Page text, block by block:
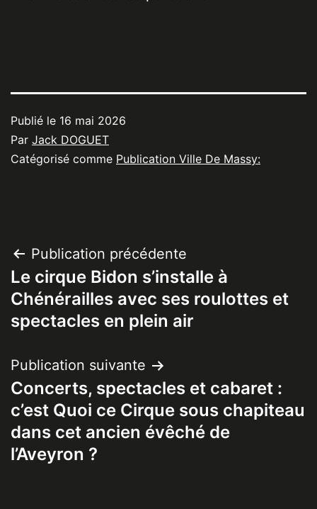
Publié le 16 mai 2026
Par Jack DOGUET
Catégorisé comme Publication Ville De Massy:
Navigation
de
l’article
Publication précédente
Le cirque Bidon s’installe à
Chénérailles avec ses roulottes et
spectacles en plein air
Publication suivante
Concerts, spectacles et cabaret :
c’est Quoi ce Cirque sous chapiteau
dans cet ancien évêché de
l’Aveyron ?